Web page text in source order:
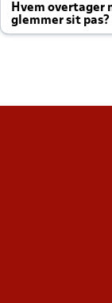
Hvem overtager
glemmer sit
altid til efter